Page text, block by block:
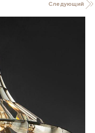
Следующий